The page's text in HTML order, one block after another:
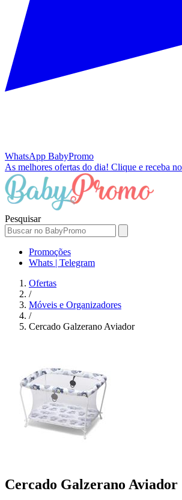
WhatsApp BabyPromo
As melhores ofertas do dia! Clique e receba
Pesquisar
Promoções
Whats | Telegram
Ofertas
/
Móveis e Organizadores
/
Cercado Galzerano Aviador
Cercado Galzerano Aviador